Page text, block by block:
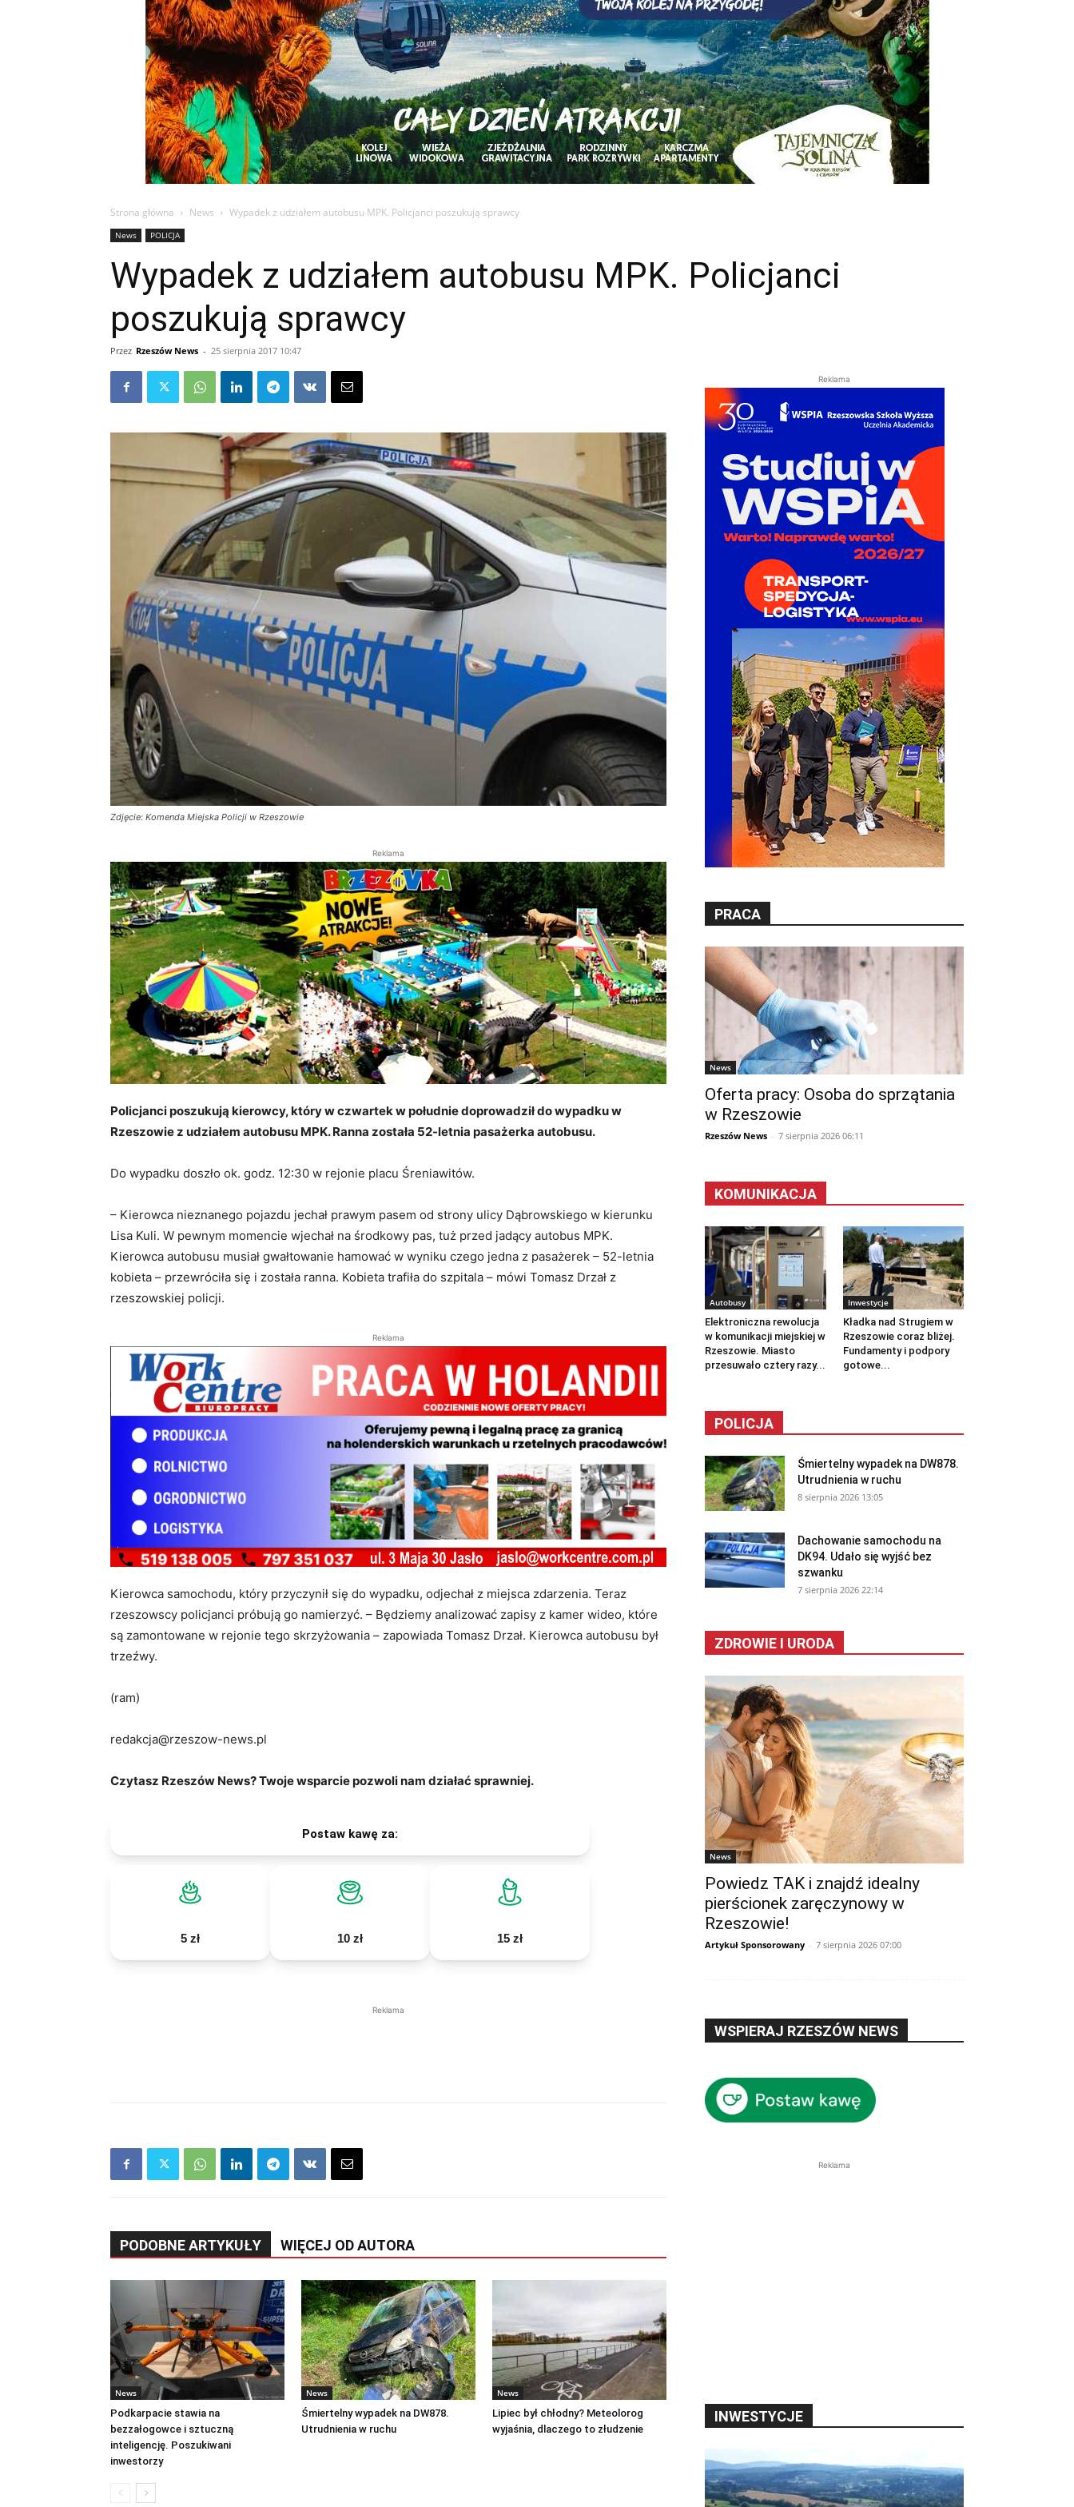
Strona główna News Wypadek z udziałem autobusu MPK. Policjanci poszukują sprawcy
News POLICJA
Wypadek z udziałem autobusu MPK. Policjanci
poszukują sprawcy
Przez Rzeszów News - 25 sierpnia 2017 10:47
Zdjęcie: Komenda Miejska Policji w Rzeszowie
Reklama
Policjanci poszukują kierowcy, który w czwartek w południe doprowadził do wypadku w
Rzeszowie z udziałem autobusu MPK. Ranna została 52-letnia pasażerka autobusu.
Do wypadku doszło ok. godz. 12:30 w rejonie placu Śreniawitów.
– Kierowca nieznanego pojazdu jechał prawym pasem od strony ulicy Dąbrowskiego w kierunku
Lisa Kuli. W pewnym momencie wjechał na środkowy pas, tuż przed jadący autobus MPK.
Kierowca autobusu musiał gwałtowanie hamować w wyniku czego jedna z pasażerek – 52-letnia
kobieta – przewróciła się i została ranna. Kobieta trafiła do szpitala – mówi Tomasz Drzał z
rzeszowskiej policji.
Reklama
Kierowca samochodu, który przyczynił się do wypadku, odjechał z miejsca zdarzenia. Teraz
rzeszowscy policjanci próbują go namierzyć. – Będziemy analizować zapisy z kamer wideo, które
są zamontowane w rejonie tego skrzyżowania – zapowiada Tomasz Drzał. Kierowca autobusu był
trzeźwy.
(ram)
redakcja@rzeszow-news.pl
Czytasz Rzeszów News? Twoje wsparcie pozwoli nam działać sprawniej.
Postaw kawę za:
5 zł 10 zł 15 zł
Reklama
PODOBNE ARTYKUŁY WIĘCEJ OD AUTORA
News
Podkarpacie stawia na
bezzałogowce i sztuczną
inteligencję. Poszukiwani
inwestorzy
News
Śmiertelny wypadek na DW878.
Utrudnienia w ruchu
News
Lipiec był chłodny? Meteolorog
wyjaśnia, dlaczego to złudzenie
Reklama
PRACA
News
Oferta pracy: Osoba do sprzątania
w Rzeszowie
Rzeszów News - 7 sierpnia 2026 06:11
KOMUNIKACJA
Autobusy
Elektroniczna rewolucja
w komunikacji miejskiej w
Rzeszowie. Miasto
przesuwało cztery razy...
Inwestycje
Kładka nad Strugiem w
Rzeszowie coraz bliżej.
Fundamenty i podpory
gotowe...
POLICJA
Śmiertelny wypadek na DW878.
Utrudnienia w ruchu
8 sierpnia 2026 13:05
Dachowanie samochodu na
DK94. Udało się wyjść bez
szwanku
7 sierpnia 2026 22:14
ZDROWIE I URODA
News
Powiedz TAK i znajdź idealny
pierścionek zaręczynowy w
Rzeszowie!
Artykuł Sponsorowany - 7 sierpnia 2026 07:00
WSPIERAJ RZESZÓW NEWS
Reklama
INWESTYCJE